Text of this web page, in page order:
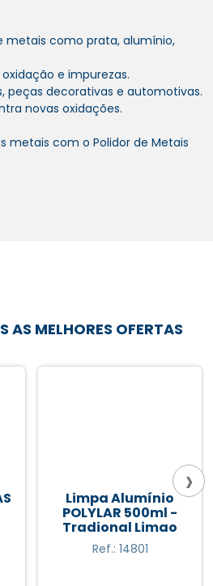
metais como prata, alumínio,
e impurezas.
peças decorativas e automotivas.
novas oxidações.
metais com o Polidor de Metais
AS MELHORES OFERTAS
Limpa Alumínio
POLYLAR 500ml -
Tradional Limao
Ref.: 14801
›